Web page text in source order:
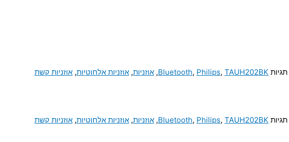
תגיות Bluetooth, Philips, TAUH202BK
, אוזניות, אוזניות אלחוטיות, אוזניות קשת
תגיות Bluetooth, Philips, TAUH202BK
, אוזניות, אוזניות אלחוטיות, אוזניות קשת